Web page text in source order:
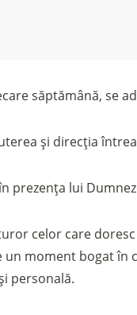
săptămână, se
și direcția
prezența lui
celor care
un moment bogat
personală.